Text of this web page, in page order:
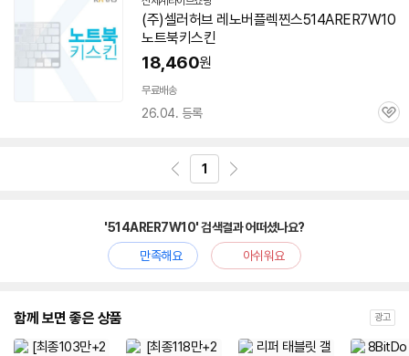
(주)셀러허브 레노버플렉찐스514ARER7W10
노트북키스킨
18,460원
무료배송
26.04. 등록
관
1
'514ARER7W10' 검색결과 어떠셨나요?
만족해요
아쉬워요
함께 보면 좋은 상품 광고